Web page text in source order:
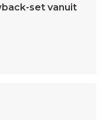
set vanuit